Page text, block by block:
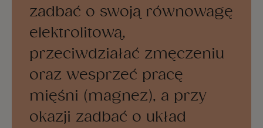
zadbać o swoją równowagę
elektrolitową,
przeciwdziałać zmęczeniu
oraz wesprzeć pracę
mięśni (magnez), a przy
okazji zadbać o układ